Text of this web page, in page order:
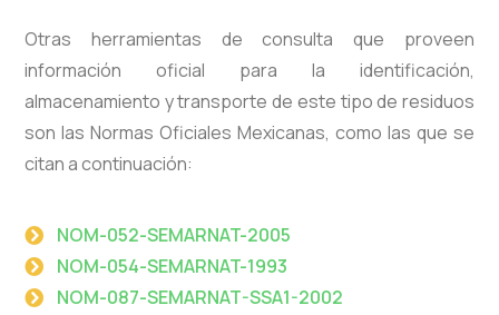
Otras herramientas de consulta que proveen
información oficial para la identificación,
almacenamiento y transporte de este tipo de residuos
son las Normas Oficiales Mexicanas, como las que se
citan a continuación:
NOM-052-SEMARNAT-2005
NOM-054-SEMARNAT-1993
NOM-087-SEMARNAT-SSA1-2002